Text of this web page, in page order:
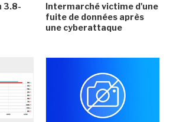
3.8-
Intermarché victime d'une
fuite de données après
une cyberattaque